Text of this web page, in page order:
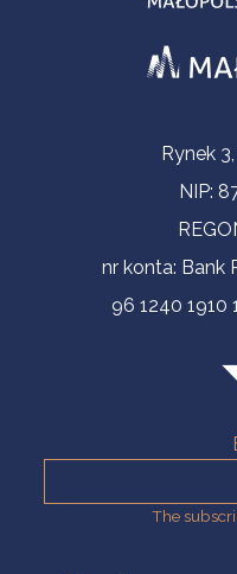
Contact Information
Rynek
NIP:
nr konta: Bank
96 1240 1910
The